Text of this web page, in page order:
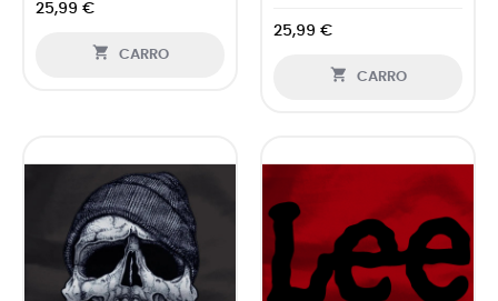
25,99 €
 CARRO
25,99 €
 CARRO